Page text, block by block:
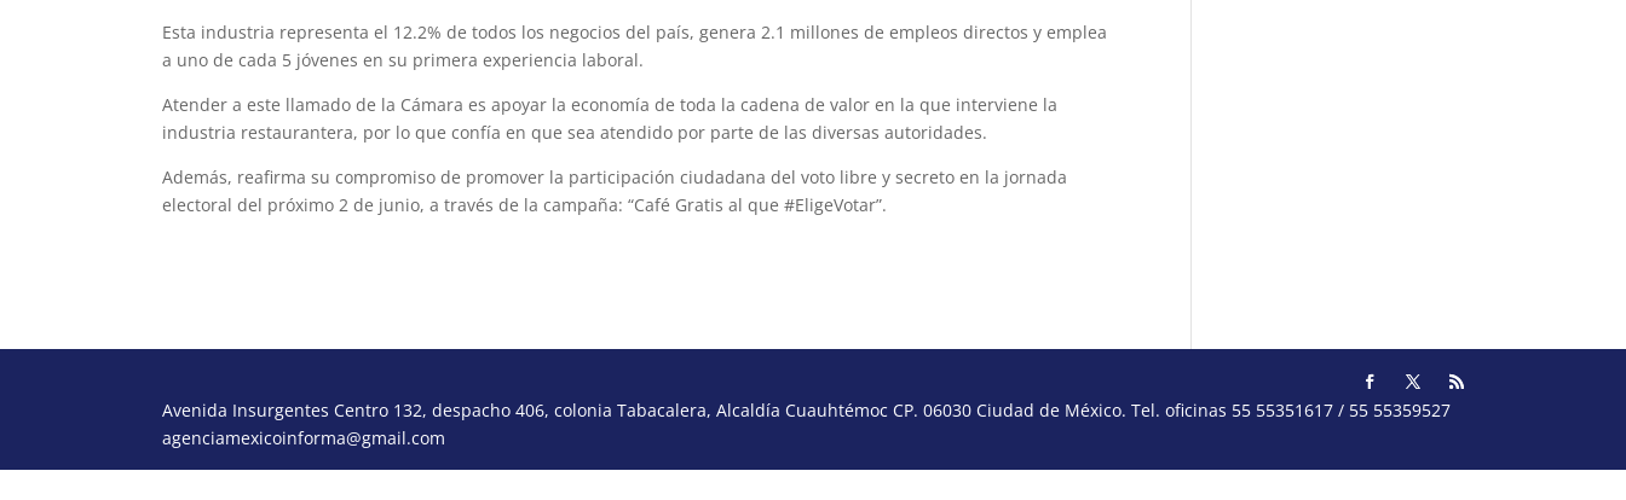
Esta industria representa el 12.2% de todos los negocios del país, genera 2.1 millones de empleos directos y emplea
a uno de cada 5 jóvenes en su primera experiencia laboral.
Atender a este llamado de la Cámara es apoyar la economía de toda la cadena de valor en la que interviene la
industria restaurantera, por lo que confía en que sea atendido por parte de las diversas autoridades.
Además, reafirma su compromiso de promover la participación ciudadana del voto libre y secreto en la jornada
electoral del próximo 2 de junio, a través de la campaña: “Café Gratis al que #EligeVotar”.
Avenida Insurgentes Centro 132, despacho 406, colonia Tabacalera, Alcaldía Cuauhtémoc CP. 06030 Ciudad de México. Tel. oficinas 55 55351617 / 55 55359527
agenciamexicoinforma@gmail.com